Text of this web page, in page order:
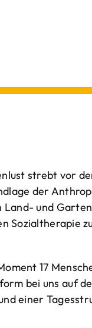
strebt vor
der
Land- und
Sozialtherapie
17
bei uns auf
einer